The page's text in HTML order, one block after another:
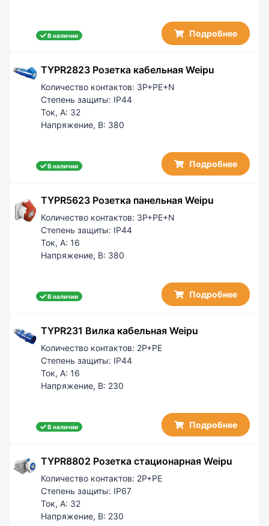
В наличии Подробнее
TYPR2823 Розетка кабельная Weipu
Количество контактов: 3P+PE+N
Степень защиты: IP44
Ток, А: 32
Напряжение, В: 380
В наличии Подробнее
TYPR5623 Розетка панельная Weipu
Количество контактов: 3P+PE+N
Степень защиты: IP44
Ток, А: 16
Напряжение, В: 380
В наличии Подробнее
TYPR231 Вилка кабельная Weipu
Количество контактов: 2P+PE
Степень защиты: IP44
Ток, А: 16
Напряжение, В: 230
В наличии Подробнее
TYPR8802 Розетка стационарная Weipu
Количество контактов: 2P+PE
Степень защиты: IP67
Ток, А: 32
Напряжение, В: 230